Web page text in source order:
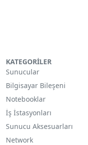
KATEGORİLER
Sunucular
Bilgisayar Bileşeni
Notebooklar
İş İstasyonları
Sunucu Aksesuarları
Network